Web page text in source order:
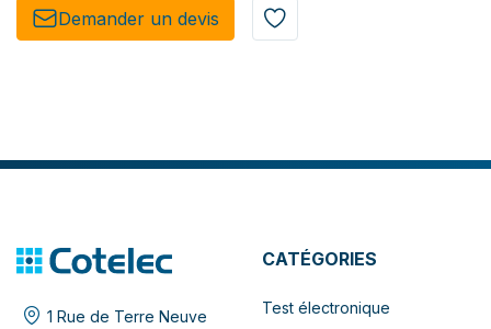
Demander un de​​vis​​
1 Rue de Terre Neuve
CATÉGORIES
Test électronique